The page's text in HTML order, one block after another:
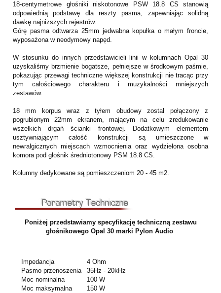
18-centymetrowe głośniki niskotonowe PSW 18.8 CS stanowią
odpowiednią podstawę dla reszty pasma, zapewniając solidną
dawkę najniższych rejestrów.
Górę pasma odtwarza 25mm jedwabna kopułka o małym froncie,
wyposażona w neodymowy napęd.
W stosunku do innych przedstawicieli linii w kolumnach Opal 30
uzyskaliśmy brzmienie bogatsze, pełniejsze w środkowym paśmie,
pokazując przewagi techniczne większej konstrukcji nie tracąc przy
tym całościowego charakteru i muzykalności mniejszych
zestawów.
18 mm korpus wraz z tyłem obudowy został połączony z
pogrubionym 22mm ekranem, mającym na celu zredukowanie
wszelkich drgań ścianki frontowej. Dodatkowym elementem
usztywniającym całość konstrukcji są umieszczone w
newralgicznych miejscach wzmocnienia oraz wydzielona osobna
komora pod głośnik średniotonowy PSM 18.8 CS.
Kolumny dedykowane są pomieszczeniom 20 - 45 m2.
Poniżej przedstawiamy specyfikację techniczną zestawu
głośnikowego Opal 30 marki Pylon Audio
Impedancja
4 Ohm
Pasmo przenoszenia
35Hz - 20kHz
Moc nominalna
100 W
Moc maksymalna
150 W